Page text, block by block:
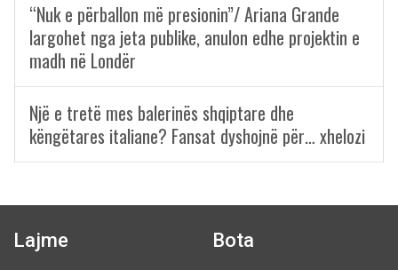
“Nuk e përballon më presionin”/ Ariana Grande
largohet nga jeta publike, anulon edhe projektin e
madh në Londër
Një e tretë mes balerinës shqiptare dhe
këngëtares italiane? Fansat dyshojnë për… xhelozi
Lajme Bota